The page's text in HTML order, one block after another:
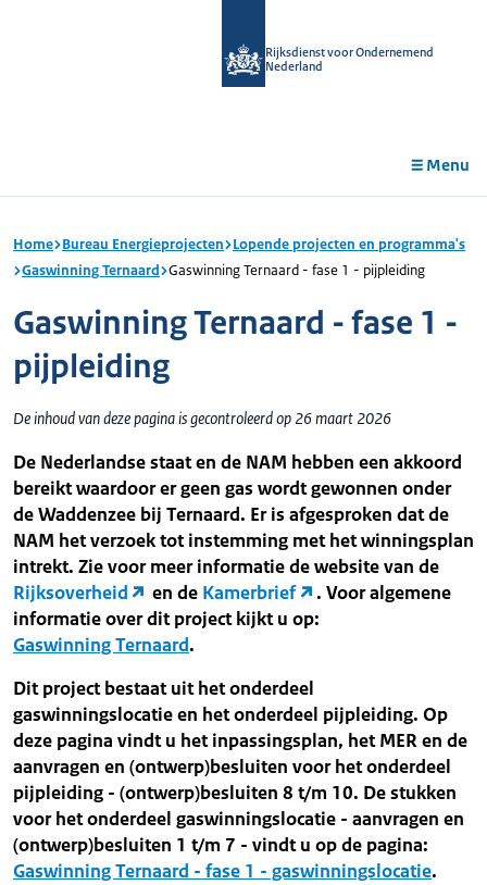
Rijksdienst voor Ondernemend
Nederland
Menu
Home Bureau Energieprojecten Lopende projecten en programma's
Gaswinning Ternaard Gaswinning Ternaard - fase 1 - pijpleiding
Gaswinning Ternaard - fase 1 -
pijpleiding
De inhoud van deze pagina is gecontroleerd op 26 maart 2026
De Nederlandse staat en de NAM hebben een akkoord
bereikt waardoor er geen gas wordt gewonnen onder
de Waddenzee bij Ternaard. Er is afgesproken dat de
NAM het verzoek tot instemming met het winningsplan
intrekt. Zie voor meer informatie de website van de
Rijksoverheid
en de Kamerbrief
. Voor algemene
informatie over dit project kijkt u op:
Gaswinning Ternaard.
Dit project bestaat uit het onderdeel
gaswinningslocatie en het onderdeel pijpleiding. Op
deze pagina vindt u het inpassingsplan, het MER en de
aanvragen en (ontwerp)besluiten voor het onderdeel
pijpleiding - (ontwerp)besluiten 8 t/m 10. De stukken
voor het onderdeel gaswinningslocatie - aanvragen en
(ontwerp)besluiten 1 t/m 7 - vindt u op de pagina:
Gaswinning Ternaard - fase 1 - gaswinningslocatie.